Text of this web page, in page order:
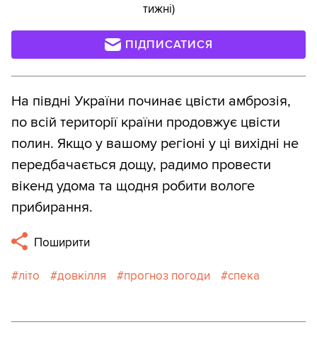
тижні)
ПІДПИСАТИСЯ
На півдні України починає цвісти амброзія,
по всій території країни продовжує цвісти
полин. Якщо у вашому регіоні у ці вихідні не
передбачається дощу, радимо провести
вікенд удома та щодня робити вологе
прибирання.
Поширити
літо довкілля прогноз погоди спека